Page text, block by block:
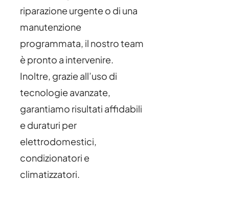
riparazione urgente o di una
manutenzione
programmata, il nostro team
è pronto a intervenire.
Inoltre, grazie all’uso di
tecnologie avanzate,
garantiamo risultati affidabili
e duraturi per
elettrodomestici,
condizionatori e
climatizzatori.